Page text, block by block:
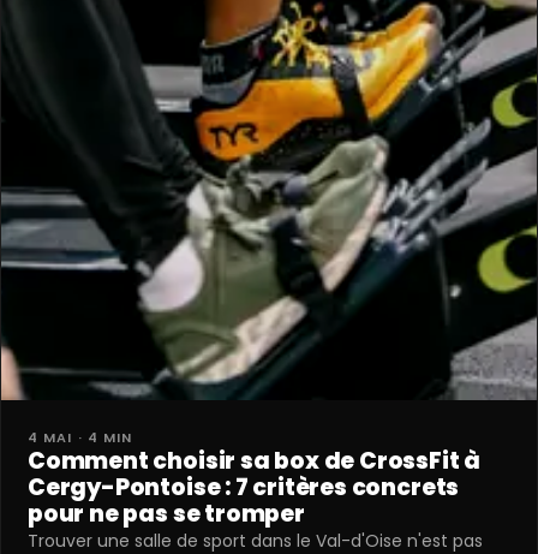
4 MAI · 4 MIN
Comment choisir sa box de CrossFit à
Cergy-Pontoise : 7 critères concrets
pour ne pas se tromper
Trouver une salle de sport dans le Val-d'Oise n'est pas